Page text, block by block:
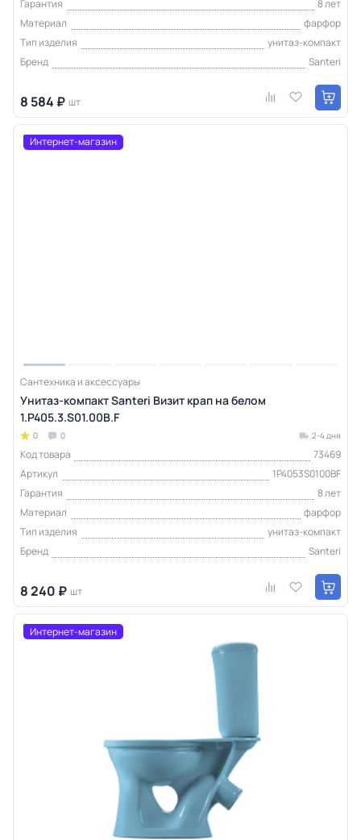
Гарантия
8 лет
Материал
фарфор
Тип изделия
унитаз-компакт
Бренд
Santeri
8 584 ₽ шт
Интернет-магазин
Сантехника и аксессуары
Унитаз-компакт Santeri Визит крап на белом
1.P405.3.S01.00B.F
0 0 2-4 дня
Код товара
73469
Артикул
1P4053S0100BF
Гарантия
8 лет
Материал
фарфор
Тип изделия
унитаз-компакт
Бренд
Santeri
8 240 ₽ шт
Интернет-магазин